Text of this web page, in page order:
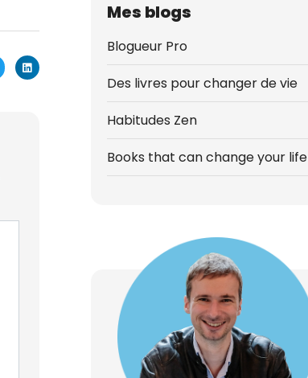
Mes blogs
Blogueur Pro
Des livres pour changer de vie
Habitudes Zen
Books that can change your life